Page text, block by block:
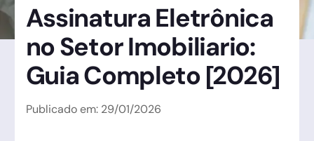
Assinatura Eletrônica
no Setor Imobiliario:
Guia Completo [2026]
Publicado em: 29/01/2026